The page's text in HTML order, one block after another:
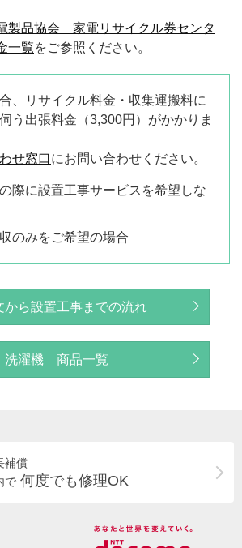
製品協会 家電リサイクル券センタ
一覧をご参照ください。
、リサイクル料金・収集運搬料に
う出張料金（3,300円）がかかりま
せ窓口にお問い合わせください。
際に設置工事サービスを希望しな
のみをご希望の場合
から設置工事までの流れ
洗濯機 商品一覧
補償
で 何度でも修理OK